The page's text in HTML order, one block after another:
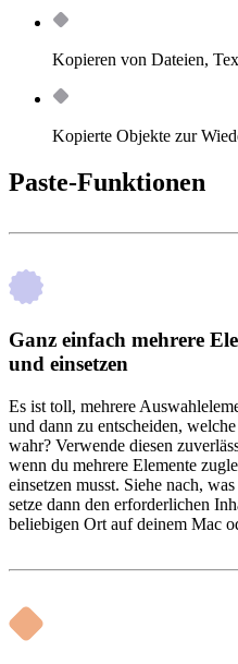
Kopieren von Dateien,
Kopierte Objekte zur
Paste-Funktionen
Ganz einfach mehrere
und einsetzen
Es ist toll, mehrere
und dann zu entscheiden,
wahr? Verwende diesen
wenn du mehrere Elemente
einsetzen musst. Siehe nach,
setze dann den erforderlichen
beliebigen Ort auf deinem Mac